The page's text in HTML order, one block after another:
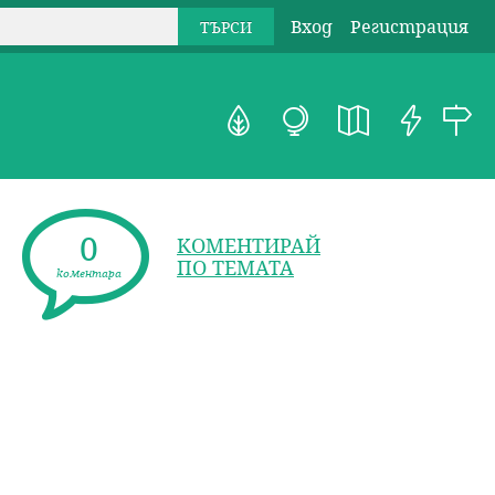
Вход Регистрация
0
коментара
КОМЕНТИРАЙ
ПО ТЕМАТА